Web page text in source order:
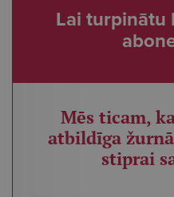
Lai turpinātu
Mēs ticam,
atbildīga
stiprai